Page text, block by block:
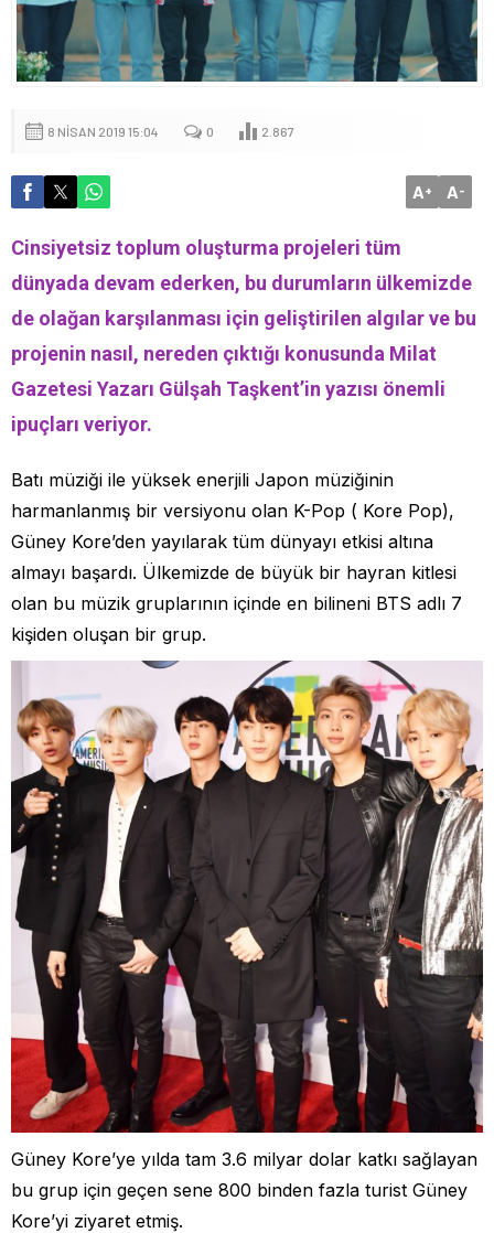
8 NISAN 2019 15:04 0 2.867
A+ A-
Cinsiyetsiz toplum oluşturma projeleri tüm
dünyada devam ederken, bu durumların ülkemizde
de olağan karşılanması için geliştirilen algılar ve bu
projenin nasıl, nereden çıktığı konusunda Milat
Gazetesi Yazarı Gülşah Taşkent’in yazısı önemli
ipuçları veriyor.
Batı müziği ile yüksek enerjili Japon müziğinin
harmanlanmış bir versiyonu olan K-Pop ( Kore Pop),
Güney Kore’den yayılarak tüm dünyayı etkisi altına
almayı başardı. Ülkemizde de büyük bir hayran kitlesi
olan bu müzik gruplarının içinde en bilineni BTS adlı 7
kişiden oluşan bir grup.
Güney Kore’ye yılda tam 3.6 milyar dolar katkı sağlayan
bu grup için geçen sene 800 binden fazla turist Güney
Kore’yi ziyaret etmiş.